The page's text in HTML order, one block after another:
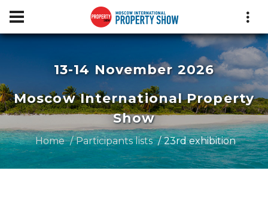
13-14 November 2026
Moscow International Property
Show
Home Participants lists 23rd exhibition